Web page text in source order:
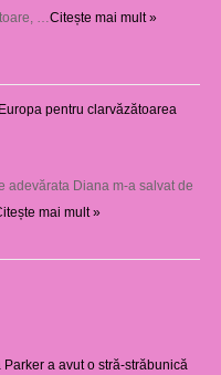
… Citește mai mult »
pentru clarvăzătoarea
adevărata Diana m-a salvat de
mai mult »
a avut o stră-străbunică